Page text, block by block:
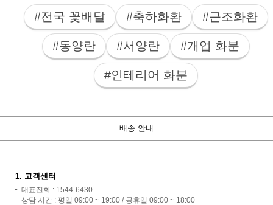
#전국 꽃배달 #축하화환 #근조화환
#동양란 #서양란 #개업 화분
#인테리어 화분
배송 안내
1. 고객센터
대표전화 : 1544-6430
상담 시간 : 평일 09:00 ~ 19:00 / 공휴일 09:00 ~ 18:00